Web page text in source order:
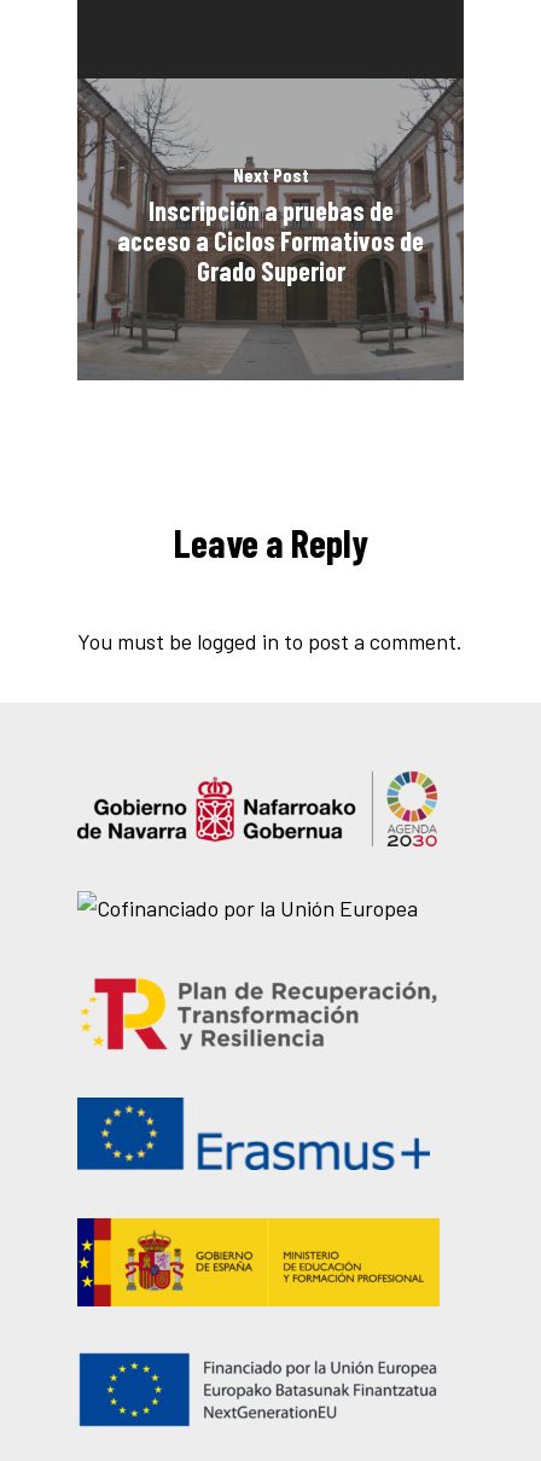
Next Post
Inscripción a pruebas de
acceso a Ciclos Formativos de
Grado Superior
Leave a Reply
You must be logged in to post a comment.